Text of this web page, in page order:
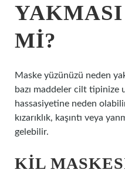
MI?
Maske yüzünüzü neden
bazı maddeler cilt tipinize
hassasiyetine neden
kızarıklık, kaşıntı veya
gelebilir.
KIL